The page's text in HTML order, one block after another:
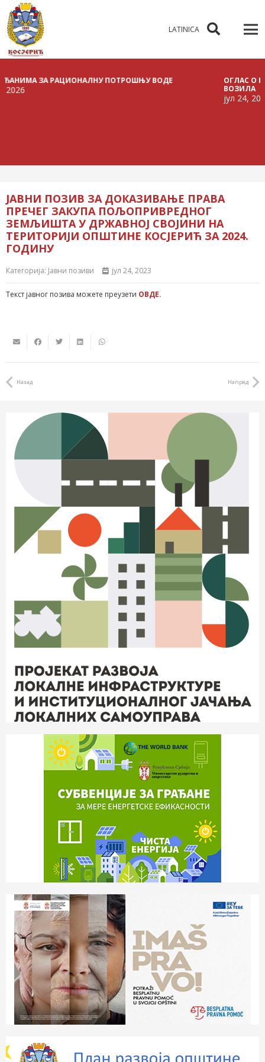
LATINICA
ЗА РАЦИОНАЛНУ ПОТРОШЊУ ВОДЕ
ОГЛАС О
ВОЗИЛА
јул 24, 2026
ЈАВНИ ПОЗИВ ЗА ДОКАЗИВАЊЕ ПРАВА
ПРЕЧЕГ ЗАКУПА ПОЉОПРИВРЕДНОГ
ЗЕМЉИШТА У ДРЖАВНОЈ СВОЈИНИ НА
ТЕРИТОРИЈИ ОПШТИНЕ КОСЈЕРИЋ ЗА 2024.
ГОДИНУ
Категорија: Јавни позиви јул 24, 2023
Текст јавног позива можете преузети ОВДЕ.
Назад Напред